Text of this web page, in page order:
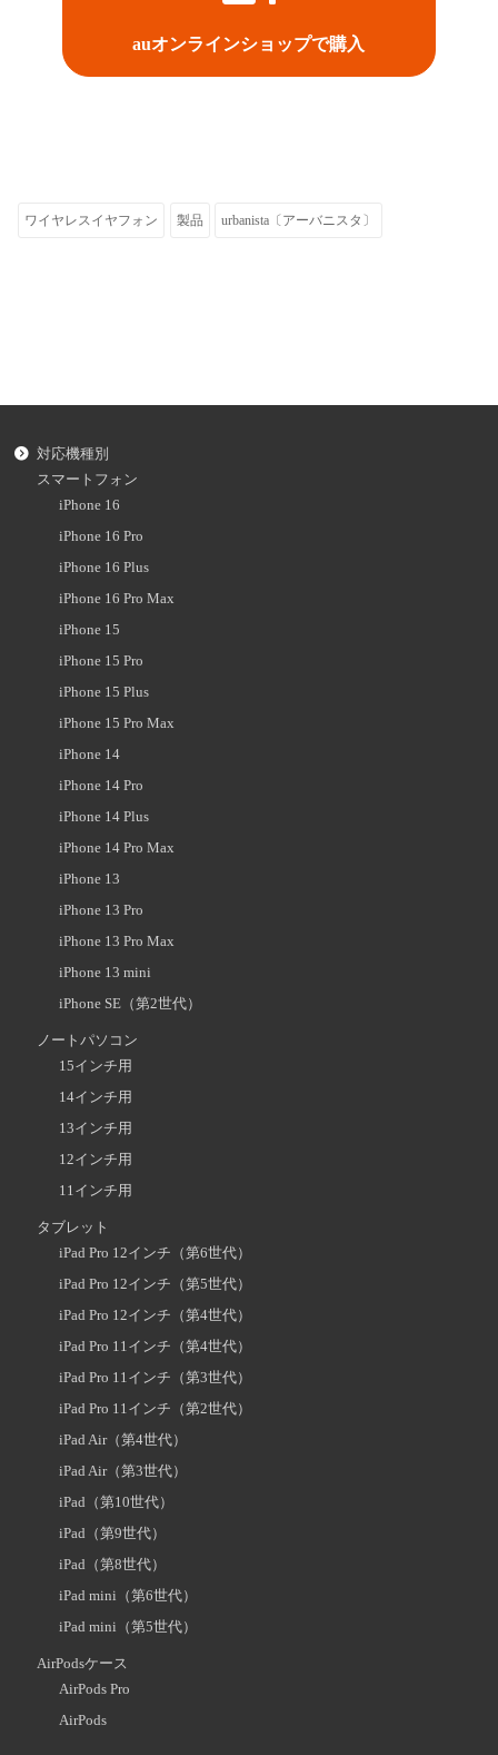
auオンラインショップで購入
ワイヤレスイヤフォン 製品 urbanista〔アーバニスタ〕
対応機種別
スマートフォン
iPhone 16
iPhone 16 Pro
iPhone 16 Plus
iPhone 16 Pro Max
iPhone 15
iPhone 15 Pro
iPhone 15 Plus
iPhone 15 Pro Max
iPhone 14
iPhone 14 Pro
iPhone 14 Plus
iPhone 14 Pro Max
iPhone 13
iPhone 13 Pro
iPhone 13 Pro Max
iPhone 13 mini
iPhone SE（第2世代）
ノートパソコン
15インチ用
14インチ用
13インチ用
12インチ用
11インチ用
タブレット
iPad Pro 12インチ（第6世代）
iPad Pro 12インチ（第5世代）
iPad Pro 12インチ（第4世代）
iPad Pro 11インチ（第4世代）
iPad Pro 11インチ（第3世代）
iPad Pro 11インチ（第2世代）
iPad Air（第4世代）
iPad Air（第3世代）
iPad（第10世代）
iPad（第9世代）
iPad（第8世代）
iPad mini（第6世代）
iPad mini（第5世代）
AirPodsケース
AirPods Pro
AirPods